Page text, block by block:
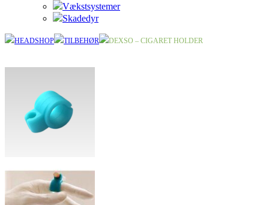
Vækstsystemer
Skadedyr
HEADSHOP TILBEHØR DEXSO – CIGARET HOLDER